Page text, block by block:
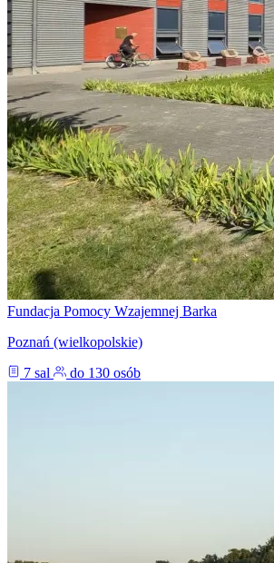
Fundacja Pomocy Wzajemnej Barka
Poznań (wielkopolskie)
7 sal
do 130 osób